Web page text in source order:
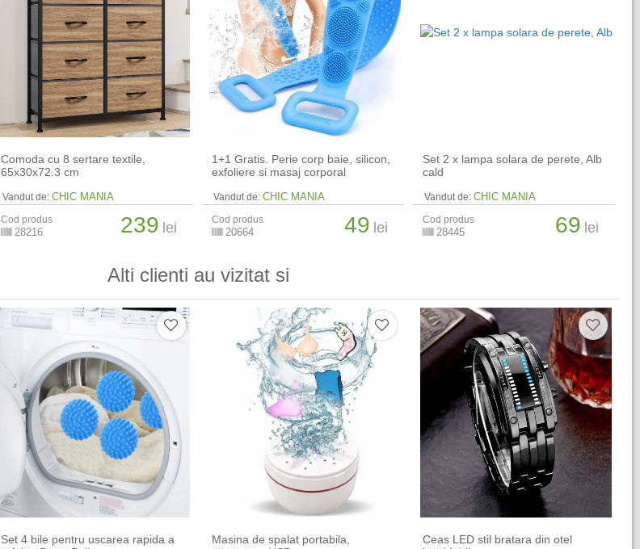
Comoda cu 8 sertare textile,
65x30x72.3 cm
Vandut de: CHIC MANIA
Cod produs
28216 239 lei
1+1 Gratis. Perie corp baie, silicon,
exfoliere si masaj corporal
Vandut de: CHIC MANIA
Cod produs
20664 49 lei
Set 2 x lampa solara de perete, Alb
cald
Vandut de: CHIC MANIA
Cod produs
28445 69 lei
Alti clienti au vizitat si
Set 4 bile pentru uscarea rapida a
Masina de spalat portabila,
Ceas LED stil bratara din otel